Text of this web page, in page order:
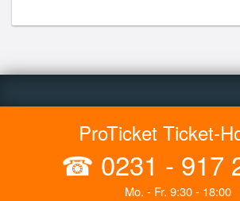
ProTicket Ticket-
☎ 0231 - 917
Mo. - Fr. 9:30 - 18:00